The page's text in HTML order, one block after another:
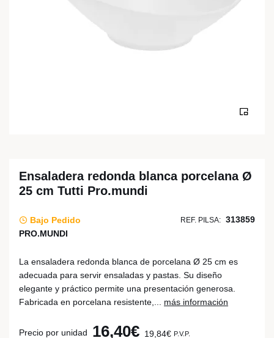
Ensaladera redonda blanca porcelana Ø
25 cm Tutti Pro.mundi
Bajo Pedido REF. PILSA: 313859
PRO.MUNDI
La ensaladera redonda blanca de porcelana Ø 25 cm es
adecuada para servir ensaladas y pastas. Su diseño
elegante y práctico permite una presentación generosa.
Fabricada en porcelana resistente,... más información
Precio por unidad 16,40€ 19,84€ P.V.P.